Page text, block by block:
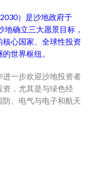
）是沙地政府于
确立三大愿景目标，
心国家、全球性投资
世界枢纽。
一步欢迎沙地投资者
，尤其是与绿色经
、电气与电子和航天